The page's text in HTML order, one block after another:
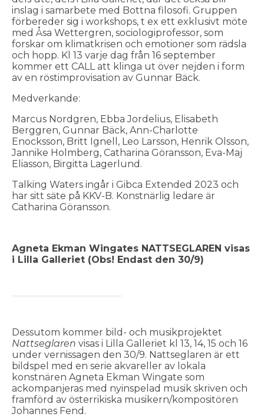
inslag i samarbete med Bottna filosofi. Gruppen
förbereder sig i workshops, t ex ett exklusivt möte
med Åsa Wettergren, sociologiprofessor, som
forskar om klimatkrisen och emotioner som rädsla
och hopp. Kl 13 varje dag från 16 september
kommer ett CALL att klinga ut över nejden i form
av en röstimprovisation av Gunnar Bäck.
Medverkande:
Marcus Nordgren, Ebba Jordelius, Elisabeth
Berggren, Gunnar Bäck, Ann-Charlotte
Enocksson, Britt Ignell, Leo Larsson, Henrik Olsson,
Jannike Holmberg, Catharina Göransson, Eva-Maj
Eliasson, Birgitta Lagerlund.
Talking Waters ingår i Gibca Extended 2023 och
har sitt säte på KKV-B. Konstnärlig ledare är
Catharina Göransson.
Agneta Ekman Wingates NATTSEGLAREN visas
i Lilla Galleriet (Obs! Endast den 30/9)
Dessutom kommer bild- och musikprojektet
Nattseglaren visas i Lilla Galleriet kl 13, 14, 15 och 16
under vernissagen den 30/9. Nattseglaren är ett
bildspel med en serie akvareller av lokala
konstnären Agneta Ekman Wingate som
ackompanjeras med nyinspelad musik skriven och
framförd av österrikiska musikern/kompositören
Johannes Fend.